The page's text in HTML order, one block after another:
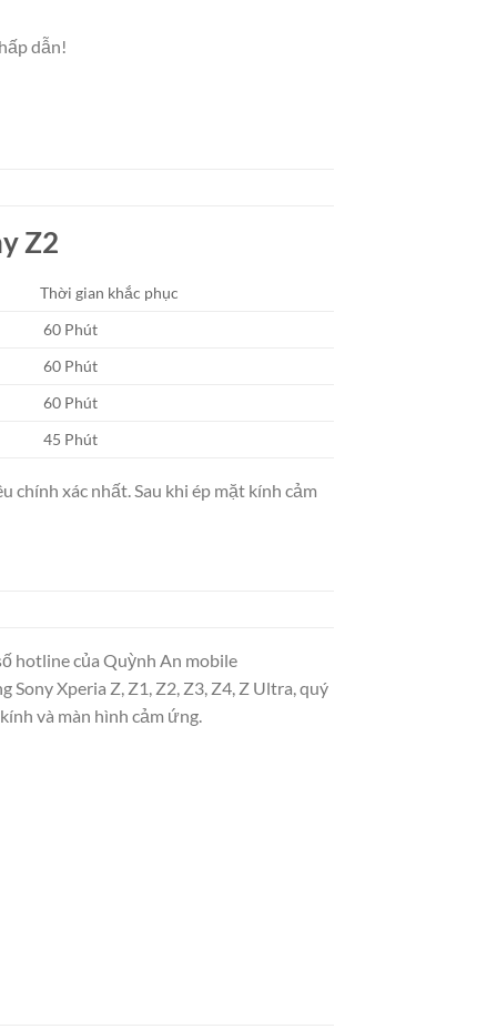
dẫn!
Z2
Thời gian khắc phục
60 Phút
60 Phút
60 Phút
45 Phút
chính xác nhất. Sau khi ép mặt kính cảm
hotline của Quỳnh An mobile
Xperia Z, Z1, Z2, Z3, Z4, Z Ultra, quý
và màn hình cảm ứng.